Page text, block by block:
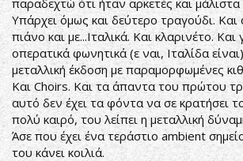
παραδεχτώ ότι ήταν αρκετές και
Υπάρχει όμως και δεύτερο τραγούδι. Και
πιάνο και με...Ιταλικά. Και κλαρινέτο. Και
οπερατικά φωνητικά (ε ναι, Ιταλίδα
μεταλλική έκδοση με παραμορφωμένες
Και Choirs. Και τα άπαντα του πρώτου
αυτό δεν έχει τα φόντα να σε κρατήσει
πολύ καιρό, του λείπει η μεταλλική
Άσε που έχει ένα τεράστιο ambient
του κάνει κοιλιά.